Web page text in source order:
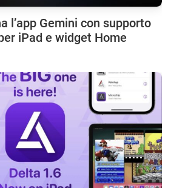
l’app Gemini con supporto
iPad e widget Home